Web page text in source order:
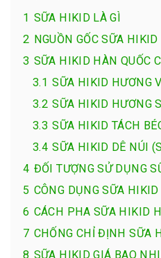
1 SỮA HIKID LÀ GÌ
2 NGUỒN GỐC SỮA HIKID
3 SỮA HIKID HÀN QUỐC
3.1 SỮA HIKID HƯƠNG
3.2 SỮA HIKID HƯƠNG
3.3 SỮA HIKID TÁCH
3.4 SỮA HIKID DÊ NÚI
4 ĐỐI TƯỢNG SỬ DỤNG
5 CÔNG DỤNG SỮA HIKID
6 CÁCH PHA SỮA HIKID
7 CHỐNG CHỈ ĐỊNH SỮA
8 SỮA HIKID GIÁ BAO